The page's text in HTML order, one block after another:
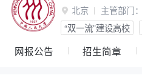
 北京 主管部门：
“双一流”建设高校
网报公告 招生简章